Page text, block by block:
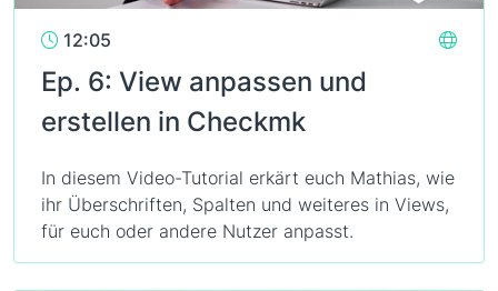
12:05
Ep. 6: View anpassen und
erstellen in Checkmk
In diesem Video-Tutorial erkärt euch Mathias, wie
ihr Überschriften, Spalten und weiteres in Views,
für euch oder andere Nutzer anpasst.